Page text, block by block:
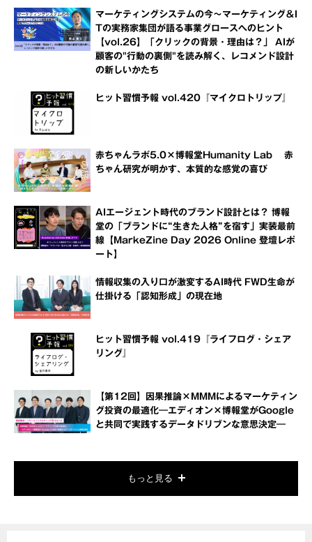
マーケティングシステムの今～マーケティング＆I
Tの実務家集団が語る事業グロースへのヒント
【vol.26】「クリックの背景・理由は？」 AIが
顧客の"行動の裏側"を読み解く、レコメンド設計
の新しいかたち
ヒット習慣予報 vol.420『マイクロトリップ』
赤ちゃんラボ5.0×博報堂Humanity Lab 赤
ちゃん研究が明かす、本質的な感覚の喜び
AIエージェント時代のブランド設計とは？ 博報
堂の「ブランドに“生きた人格”を宿す」実装最前
線【MarkeZine Day 2026 Online 登壇レポ
ート】
情報収集の入り口が激変するAI時代 FWD生命が
仕掛ける「認知形成」の現在地
ヒット習慣予報 vol.419『ライフログ・シェア
リング』
【第12回】因果推論×MMMによるマーケティン
グ投資の最適化―エディオン×博報堂がGoogle
と共同で実践するデータドリブンな意思決定―
もっと見る